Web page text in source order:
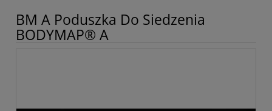
BM A Poduszka Do Siedzenia
BODYMAP® A